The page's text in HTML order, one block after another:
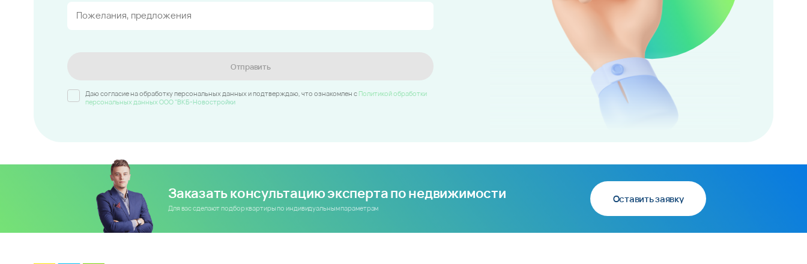
Отправить
Даю согласие на обработку персональных данных и подтверждаю, что ознакомлен c Политикой обработки
персональных данных ООО "ВКБ-Новостройки
Заказать консультацию эксперта по недвижимости
Для вас сделают подбор квартиры по индивидуальным параметрам
Оставить заявку